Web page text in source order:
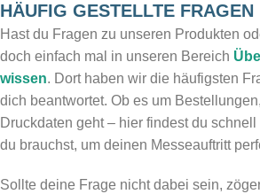
HÄUFIG GESTELLTE FRAGEN
Hast du Fragen zu unseren Produkten
doch einfach mal in unseren Bereich
wissen. Dort haben wir die häufigsten
dich beantwortet. Ob es um
Druckdaten geht – hier findest du
du brauchst, um deinen Messeauftritt
Sollte deine Frage nicht dabei sein,